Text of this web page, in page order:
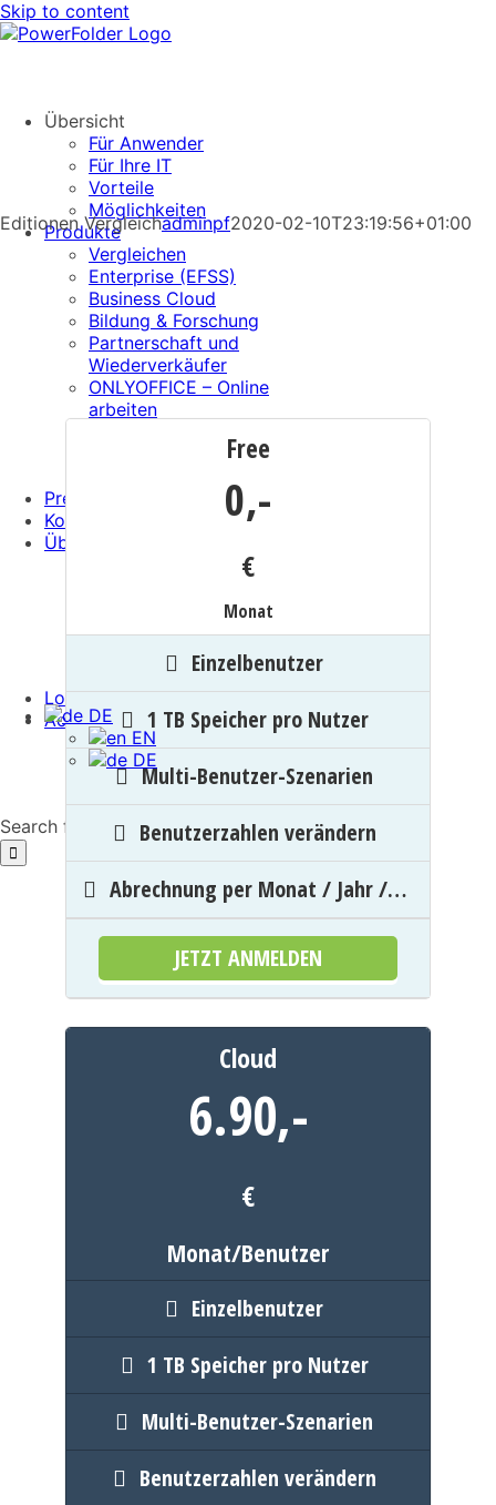
Skip to content
Übersicht
Für Anwender
Für Ihre IT
Vorteile
Möglichkeiten
Produkte
Vergleichen
Enterprise (EFSS)
Business Cloud
Bildung & Forschung
Partnerschaft und
Wiederverkäufer
ONLYOFFICE – Online
arbeiten
Cloud Malware Protect
Preise
Kontakt
Über uns
Blog
Impressum
Open Source
Login
Account erstellen
DE
EN
DE
Search for:
Editionen Vergleichadminpf2020-02-10T23:19:56+01:00
Free
0,-
€
Monat
Einzelbenutzer
1 TB Speicher pro Nutzer
Multi-Benutzer-Szenarien
Benutzerzahlen verändern
Abrechnung per Monat / Jahr /…
JETZT ANMELDEN
Cloud
6.90,-
€
Monat/Benutzer
Einzelbenutzer
1 TB Speicher pro Nutzer
Multi-Benutzer-Szenarien
Benutzerzahlen verändern